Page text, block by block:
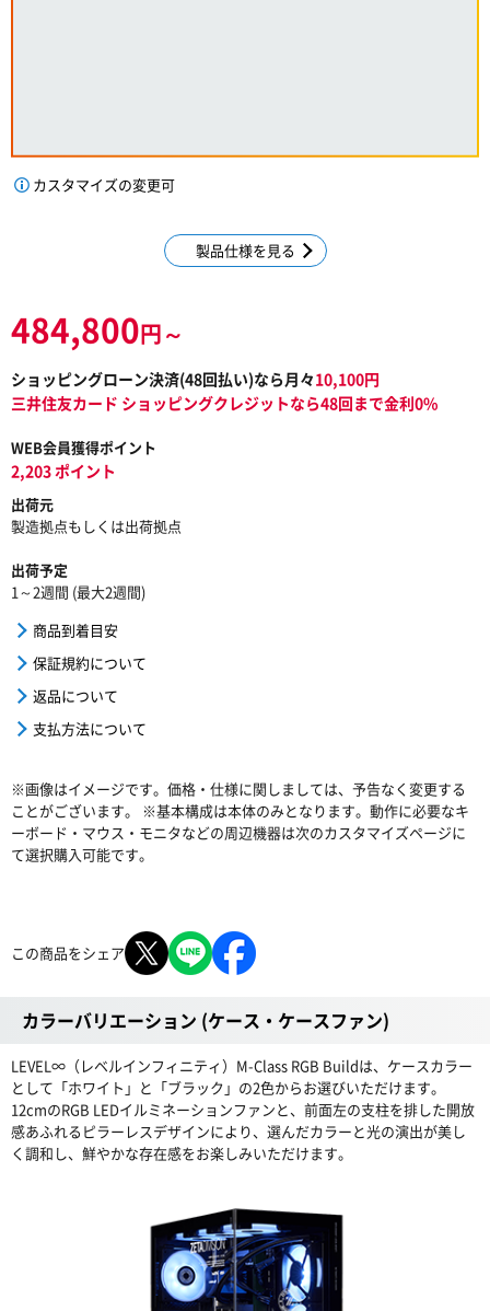
カスタマイズの変更可
製品仕様を見る
484,800円～
ショッピングローン決済(48回払い)なら月々10,100円
三井住友カード ショッピングクレジットなら48回まで金利0%
WEB会員獲得ポイント
2,203 ポイント
出荷元
製造拠点もしくは出荷拠点
出荷予定
1～2週間 (最大2週間)
商品到着目安
保証規約について
返品について
支払方法について
※画像はイメージです。価格・仕様に関しましては、予告なく変更する
ことがございます。 ※基本構成は本体のみとなります。動作に必要なキ
ーボード・マウス・モニタなどの周辺機器は次のカスタマイズページに
て選択購入可能です。
この商品をシェア
カラーバリエーション (ケース・ケースファン)
LEVEL∞（レベルインフィニティ）M-Class RGB Buildは、ケースカラー
として「ホワイト」と「ブラック」の2色からお選びいただけます。
12cmのRGB LEDイルミネーションファンと、前面左の支柱を排した開放
感あふれるピラーレスデザインにより、選んだカラーと光の演出が美し
く調和し、鮮やかな存在感をお楽しみいただけます。